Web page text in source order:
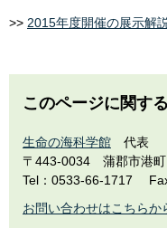
>> 2015年度開催の展示解説
このページに関す
生命の海科学館
代表
〒443-0034
蒲郡市港
Tel：0533-66-1717
お問い合わせはこちらか